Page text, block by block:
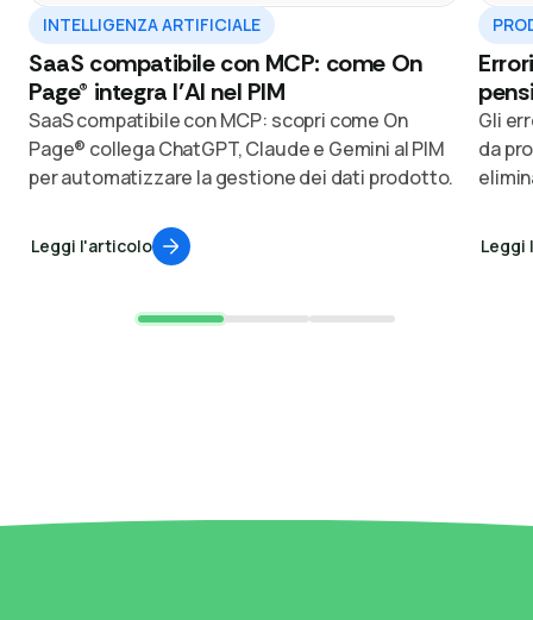
INTELLIGENZA ARTIFICIALE
SaaS compatibile con MCP: come On
Page® integra l’AI nel PIM
SaaS compatibile con MCP: scopri come On
Page® collega ChatGPT, Claude e Gemini al PIM
per automatizzare la gestione dei dati prodotto.
Leggi l'articolo
Gli
da
Leggi